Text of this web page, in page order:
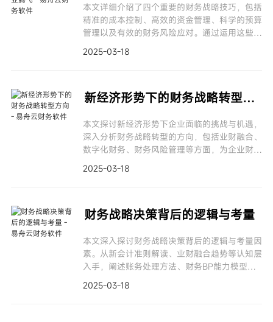
本文详细介绍了四个重要的财务战略技巧，包括
精准的成本控制、高效的资金管理、科学的预算
管理以及有效的财务风险应对。通过运用这些技
现腾飞式发展。
2025-03-18
新经济形势下的财务战略转型方向
本文探讨新经济形势下企业面临的挑战与机遇，
深入分析财务战略转型的方向，包括业财融合、
数字化财务、财务风险管理等方面，为企业财务
2025-03-18
财务战略决策背后的逻辑与考量
本文深入探讨财务战略决策背后的逻辑与考量因
素。从新会计准则解读、业财融合趋势等认知层
入手，阐述账务处理方法、财务BP能力模型等
并运用财务战略。
2025-03-18